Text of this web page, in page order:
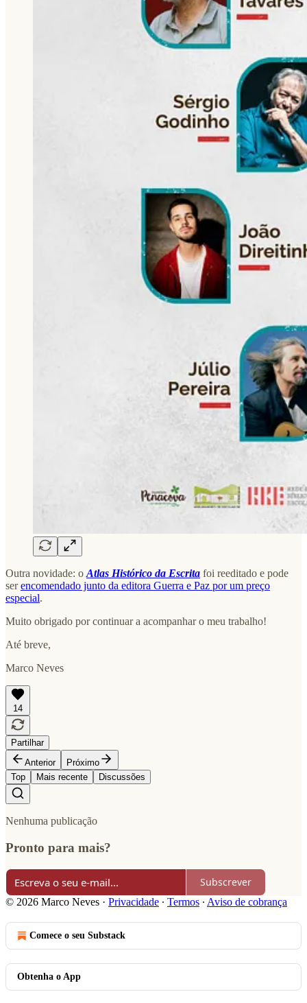
Outra novidade: o Atlas Histórico da Escrita foi reeditado e pode
serencomendado junto da editora Guerra e Paz por um preço
especial.
Muito obrigado por continuar a acompanhar o meu trabalho!
Até breve,
Marco Neves
14
Partilhar
Anterior
Próximo
Top
Mais recente Discussões
Nenhuma publicação
Pronto para mais?
Subscrever
© 2026 Marco Neves · Privacidade ∙ Termos ∙ Aviso de cobrança
Comece o seu Substack
Obtenha o App